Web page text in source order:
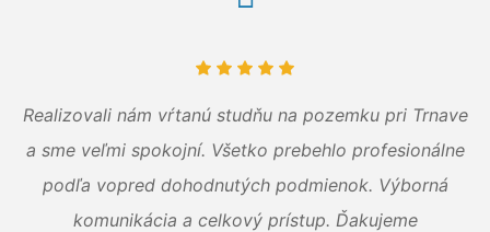
Realizovali nám vŕtanú studňu na pozemku pri Trnave
a sme veľmi spokojní. Všetko prebehlo profesionálne
podľa vopred dohodnutých podmienok. Výborná
komunikácia a celkový prístup. Ďakujeme